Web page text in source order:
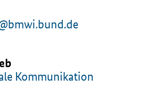
Kommunikation